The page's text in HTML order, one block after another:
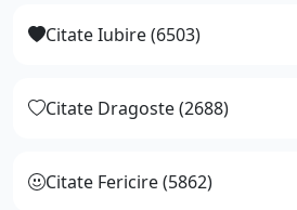
Citate Iubire (6503)
Citate Dragoste (2688)
Citate Fericire (5862)